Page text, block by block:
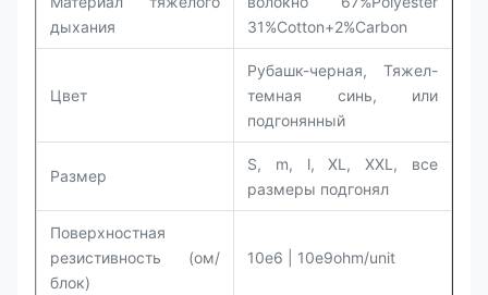
дыхания
31%Cotton+2%Carbon
Цвет
Рубашк-черная, Тяжел-
темная синь, или
подгонянный
Размер
S, m, l, XL, XXL, все
размеры подгонял
Поверхностная
резистивность (ом/
блок)
10e6 | 10e9ohm/unit